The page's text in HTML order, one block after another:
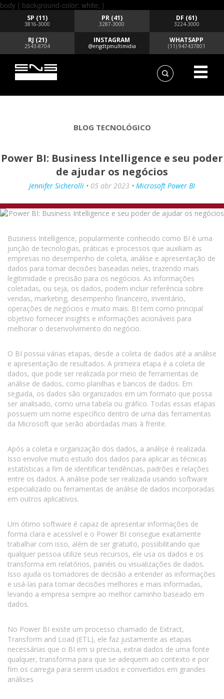
body { background-color: white; }
SP (11)
3816-3000
PR (41)
3287-3000
DF (61)
3224-3000
RJ (21)
2543-8704
INSTAGRAM
@engdtpmultimidia
WHATSAPP
(11) 947437801
BLOG TECNOLÓGICO
Power BI: Business Intelligence e seu poder
de ajudar os negócios
Jennifer Sicherolli • 05 abr 2023 • Microsoft Power BI
Business Intelligence, popularmente conhecido como BI é uma
junção de tecnologias, práticas e processos que auxiliam as
empresas no desempenho de coleta, análise e apresentação de
dados para tomar decisões baseadas neles, trazendo mais
legitimidade e precisão para os negócios. As informações
coletadas, ou seja, os dados, podem incluir referência sobre
vendas, marketing, desempenho financeiro, inventário,
operações de negócios e muito mais. BI tem como principal
objetivo fornecer insights e informações acionáveis para
melhorar o desenvolvimento do negócio.
O BI possui várias etapas, desde a coleta de dados até a análise
e apresentação de resultados. A primeira etapa é a coleta de
dados, que pode ser realizada por meio de ferramentas de
análise de dados, como planilhas e bancos de dados. Em
seguida, os dados são organizados em um formato que possa
ser analisado, como uma tabela ou gráfico. Todas essas etapas
possuem um nome específico dentro de uma das ferramentas
da Microsoft que serão abordadas mais à frente.
Após a coleta e organização dos dados, a análise é realizada.
Isso envolve muito estudo dos dados para aplicar as técnicas
estatísticas a fim de identificar tendências, padrões e relações
entre os dados. A análise pode ser realizada usando software
especializado ou ferramentas de análise de dados incorporadas
em outros aplicativos.
Um ótimo software é capaz de apresentar informações de
forma clara e acessível e o Power BI consegue exatamente
trabalhar com isso, além de ser gratuito, possibilitando que
qualquer pessoa utilize seus recursos, ele usa os dados e os
transforma em relatórios, painéis ou visualizações de dados.
Isso ajuda os tomadores de decisão a entender as informações
e usá-las para tomar decisões melhores e mais informadas,
levando a empresa sempre ao melhor caminho baseado em
dados.
No Power BI existe um processo chamado de Extract,
Transform and Load (ETL), ele faz justamente as etapas
necessárias que o BI em si precisa, extrai dados de uma fonte
qualquer, transforma para que se adequem ao contexto e por
fim os carrega para serem usados e convertidos em grandes
análises